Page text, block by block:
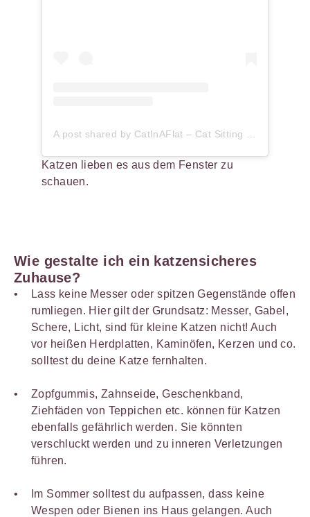
Katzen lieben es aus dem Fenster zu
schauen.
Wie gestalte ich ein katzensicheres
Zuhause?
Lass keine Messer oder spitzen Gegenstände offen
rumliegen. Hier gilt der Grundsatz: Messer, Gabel,
Schere, Licht, sind für kleine Katzen nicht! Auch
vor heißen Herdplatten, Kaminöfen, Kerzen und co.
solltest du deine Katze fernhalten.
Zopfgummis, Zahnseide, Geschenkband,
Ziehfäden von Teppichen etc. können für Katzen
ebenfalls gefährlich werden. Sie könnten
verschluckt werden und zu inneren Verletzungen
führen.
Im Sommer solltest du aufpassen, dass keine
Wespen oder Bienen ins Haus gelangen. Auch